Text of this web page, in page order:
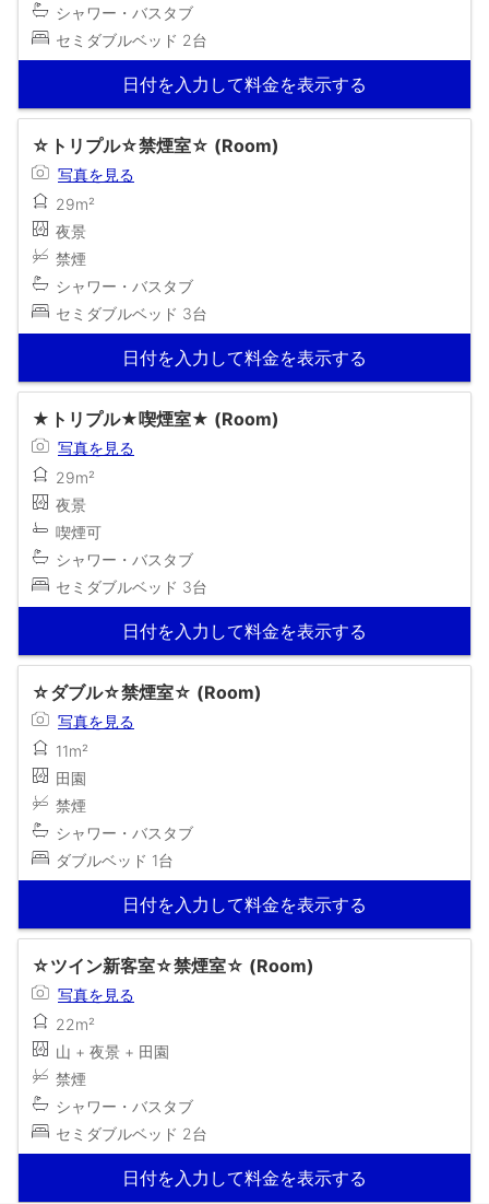
シャワー・バスタブ
セミダブルベッド 2台
日付を入力して料金を表示する
☆トリプル☆禁煙室☆ (Room)
写真を見る
29m²
夜景
禁煙
シャワー・バスタブ
セミダブルベッド 3台
日付を入力して料金を表示する
★トリプル★喫煙室★ (Room)
写真を見る
29m²
夜景
喫煙可
シャワー・バスタブ
セミダブルベッド 3台
日付を入力して料金を表示する
☆ダブル☆禁煙室☆ (Room)
写真を見る
11m²
田園
禁煙
シャワー・バスタブ
ダブルベッド 1台
日付を入力して料金を表示する
☆ツイン新客室☆禁煙室☆ (Room)
写真を見る
22m²
山 + 夜景 + 田園
禁煙
シャワー・バスタブ
セミダブルベッド 2台
日付を入力して料金を表示する